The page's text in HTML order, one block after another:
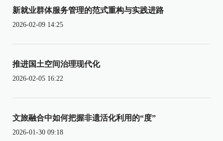
新就业群体服务管理的范式重构与实践进路
2026-02-09 14:25
推进国土空间治理现代化
2026-02-05 16:22
文旅融合中如何把握非遗活化利用的“度”
2026-01-30 09:18